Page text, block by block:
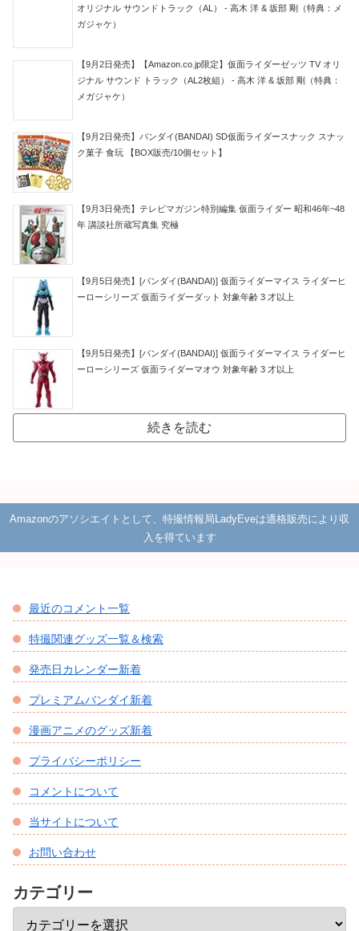
オリジナル サウンドトラック（AL） - 高木 洋 & 坂部 剛（特典：メ
ガジャケ）
【9月2日発売】【Amazon.co.jp限定】仮面ライダーゼッツ TV オリ
ジナル サウンド トラック（AL2枚組） - 高木 洋 & 坂部 剛（特典：
メガジャケ）
【9月2日発売】バンダイ(BANDAI) SD仮面ライダースナック スナッ
ク菓子 食玩 【BOX販売/10個セット】
【9月3日発売】テレビマガジン特別編集 仮面ライダー 昭和46年~48
年 講談社所蔵写真集 究極
【9月5日発売】[バンダイ(BANDAI)] 仮面ライダーマイス ライダーヒ
ーローシリーズ 仮面ライダーダット 対象年齢 3 才以上
【9月5日発売】[バンダイ(BANDAI)] 仮面ライダーマイス ライダーヒ
ーローシリーズ 仮面ライダーマオウ 対象年齢 3 才以上
続きを読む
Amazonのアソシエイトとして、特撮情報局LadyEveは適格販売により収
入を得ています
最近のコメント一覧
特撮関連グッズ一覧＆検索
発売日カレンダー新着
プレミアムバンダイ新着
漫画アニメのグッズ新着
プライバシーポリシー
コメントについて
当サイトについて
お問い合わせ
カテゴリー